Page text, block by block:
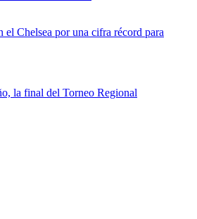
el Chelsea por una cifra récord para
la final del Torneo Regional